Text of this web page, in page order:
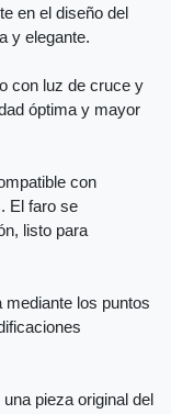
en el diseño del
y elegante.
con luz de cruce y
óptima y mayor
con
El faro se
listo para
mediante los puntos
pieza original del